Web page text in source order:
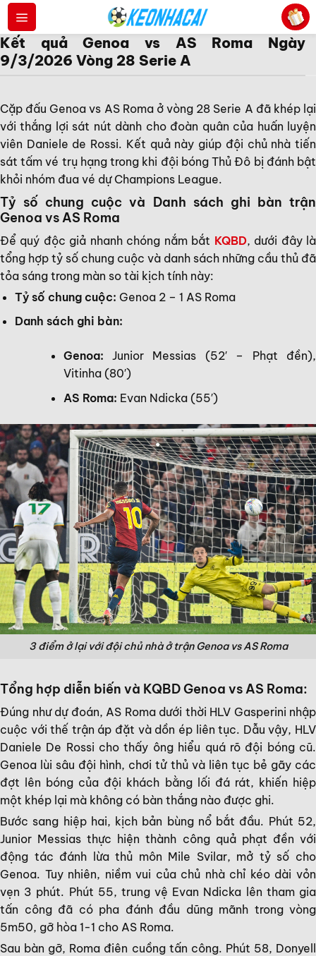
Bỏ
qua
nội
dung
Kết quả Genoa vs AS Roma Ngày
9/3/2026 Vòng 28 Serie A
Cặp đấu Genoa vs AS Roma ở vòng 28 Serie A đã khép lại
với thắng lợi sát nút dành cho đoàn quân của huấn luyện
viên Daniele de Rossi. Kết quả này giúp đội chủ nhà tiến
sát tấm vé trụ hạng trong khi đội bóng Thủ Đô bị đánh bật
khỏi nhóm đua vé dự Champions League.
Tỷ số chung cuộc và Danh sách ghi bàn trận
Genoa vs AS Roma
Để quý độc giả nhanh chóng nắm bắt KQBD, dưới đây là
tổng hợp tỷ số chung cuộc và danh sách những cầu thủ đã
tỏa sáng trong màn so tài kịch tính này:
Tỷ số chung cuộc: Genoa 2 – 1 AS Roma
Danh sách ghi bàn:
Genoa: Junior Messias (52′ – Phạt đền),
Vitinha (80′)
AS Roma: Evan Ndicka (55′)
3 điểm ở lại với đội chủ nhà ở trận Genoa vs AS Roma
Tổng hợp diễn biến và KQBD Genoa vs AS Roma:
Đúng như dự đoán, AS Roma dưới thời HLV Gasperini nhập
cuộc với thế trận áp đặt và dồn ép liên tục. Dẫu vậy, HLV
Daniele De Rossi cho thấy ông hiểu quá rõ đội bóng cũ.
Genoa lùi sâu đội hình, chơi tử thủ và liên tục bẻ gãy các
đợt lên bóng của đội khách bằng lối đá rát, khiến hiệp
một khép lại mà không có bàn thắng nào được ghi.
Bước sang hiệp hai, kịch bản bùng nổ bắt đầu. Phút 52,
Junior Messias thực hiện thành công quả phạt đền với
động tác đánh lừa thủ môn Mile Svilar, mở tỷ số cho
Genoa. Tuy nhiên, niềm vui của chủ nhà chỉ kéo dài vỏn
vẹn 3 phút. Phút 55, trung vệ Evan Ndicka lên tham gia
tấn công đã có pha đánh đầu dũng mãnh trong vòng
5m50, gỡ hòa 1-1 cho AS Roma.
Sau bàn gỡ, Roma điên cuồng tấn công. Phút 58, Donyell